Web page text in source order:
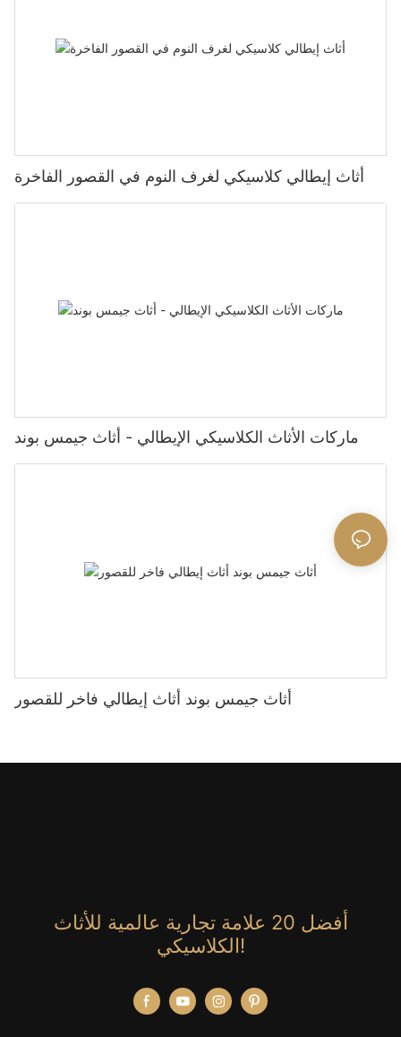
أثاث إيطالي كلاسيكي لغرف النوم في القصور الفاخرة
ماركات الأثاث الكلاسيكي الإيطالي - أثاث جيمس بوند
أثاث جيمس بوند أثاث إيطالي فاخر للقصور
أفضل 20 علامة تجارية عالمية للأثاث
الكلاسيكي!